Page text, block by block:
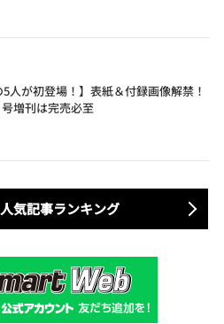
5人が初登場！】表紙＆付録画像解禁！
増刊は完売必至
気記事ランキング